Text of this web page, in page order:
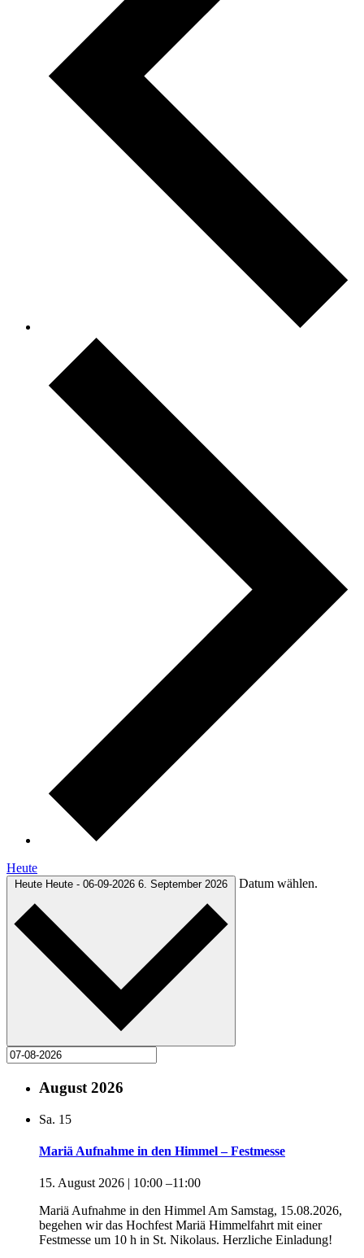
Heute
Heute Heute - 06-09-2026 6. September 2026 Datum wählen.
August 2026
Sa. 15
Mariä Aufnahme in den Himmel – Festmesse
15. August 2026 | 10:00 –11:00
Mariä Aufnahme in den Himmel Am Samstag, 15.08.2026,
begehen wir das Hochfest Mariä Himmelfahrt mit einer
Festmesse um 10 h in St. Nikolaus. Herzliche Einladung!